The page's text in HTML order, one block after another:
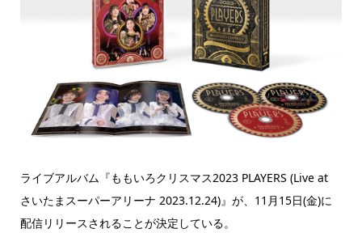
ライブアルバム『ももいろクリスマス2023 PLAYERS (Live at
さいたまスーパーアリーナ 2023.12.24)』が、11月15日(金)に
配信リリースされることが決定している。